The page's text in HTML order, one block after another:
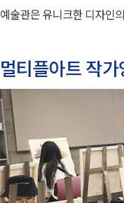
예술관은 유니크한 디자인
멀티플아트 작